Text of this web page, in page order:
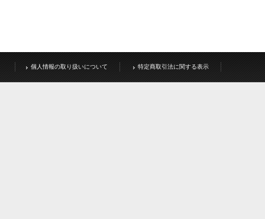
個人情報の取り扱いについて 特定商取引法に関する表示